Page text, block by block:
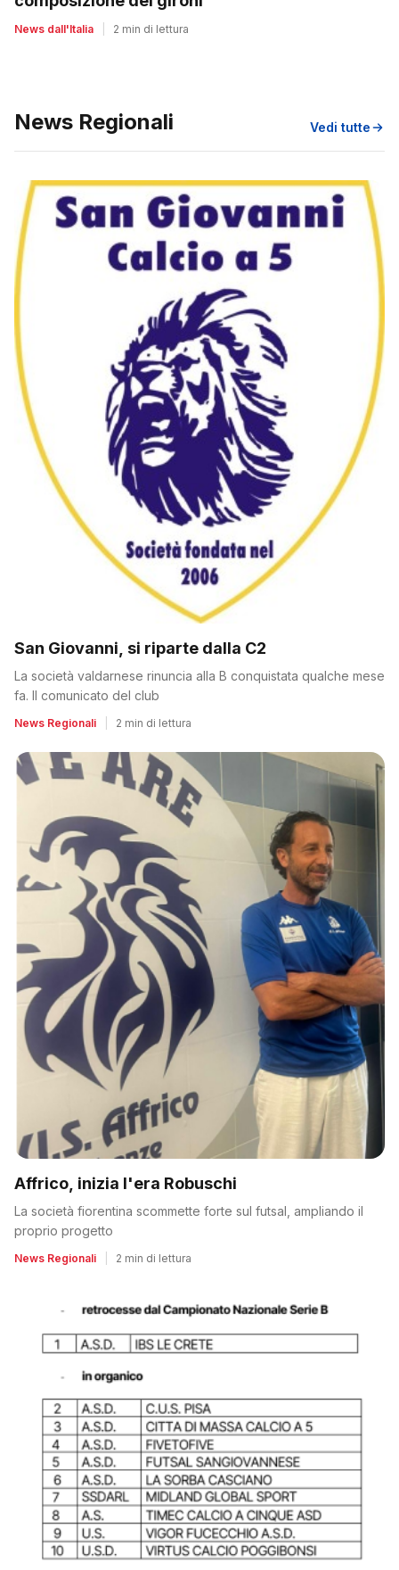
News dall'Italia 2 min di lettura
News Regionali Vedi tutte
San Giovanni, si riparte dalla C2
La società valdarnese rinuncia alla B conquistata qualche mese
fa. Il comunicato del club
News Regionali 2 min di lettura
Affrico, inizia l'era Robuschi
La società fiorentina scommette forte sul futsal, ampliando il
proprio progetto
News Regionali 2 min di lettura